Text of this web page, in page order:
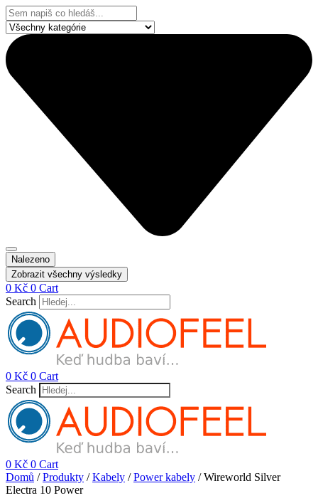
Přejít
k
obsahu
Search
...
Nalezeno
Zobrazit všechny výsledky
0 Kč 0 Cart
Search
0 Kč 0 Cart
Search
0 Kč 0 Cart
Domů /Produkty /Kabely /Power kabely / Wireworld Silver
Electra 10 Power